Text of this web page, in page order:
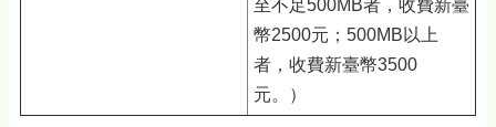
至不足500MB者，收費新臺
幣2500元；500MB以上
者，收費新臺幣3500
元。）